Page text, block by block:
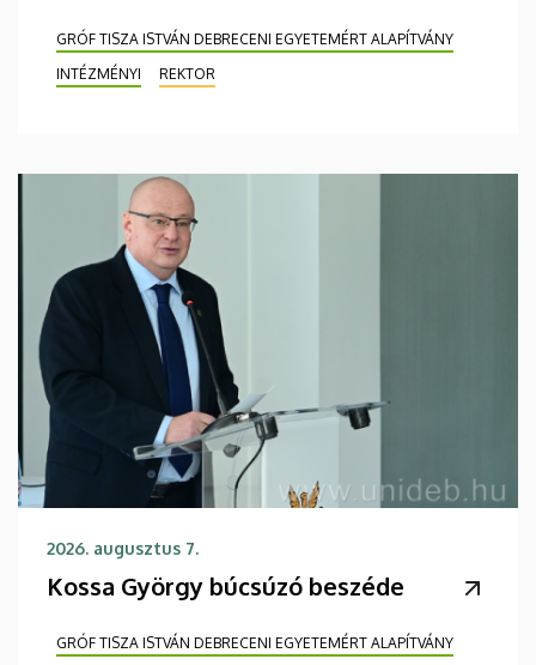
GRÓF TISZA ISTVÁN DEBRECENI EGYETEMÉRT ALAPÍTVÁNY
INTÉZMÉNYI
REKTOR
2026. augusztus 7.
Kossa György búcsúzó beszéde
GRÓF TISZA ISTVÁN DEBRECENI EGYETEMÉRT ALAPÍTVÁNY